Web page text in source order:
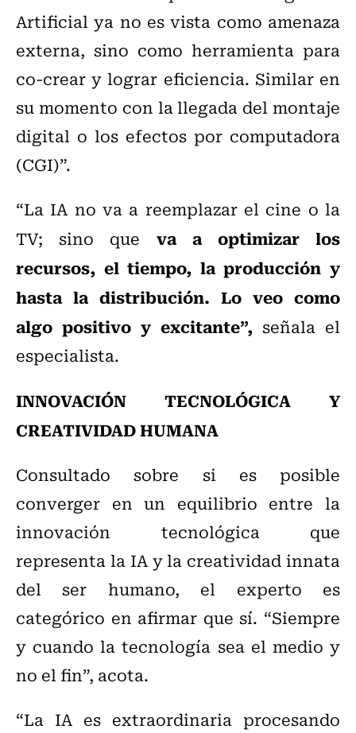
Artificial ya no es vista como amenaza
externa, sino como herramienta para
co-crear y lograr eficiencia. Similar en
su momento con la llegada del montaje
digital o los efectos por computadora
(CGI)”.
“La IA no va a reemplazar el cine o la
TV; sino que va a optimizar los
recursos, el tiempo, la producción y
hasta la distribución. Lo veo como
algo positivo y excitante”, señala el
especialista.
INNOVACIÓN TECNOLÓGICA Y
CREATIVIDAD HUMANA
Consultado sobre si es posible
converger en un equilibrio entre la
innovación tecnológica que
representa la IA y la creatividad innata
del ser humano, el experto es
categórico en afirmar que sí. “Siempre
y cuando la tecnología sea el medio y
no el fin”, acota.
“La IA es extraordinaria procesando